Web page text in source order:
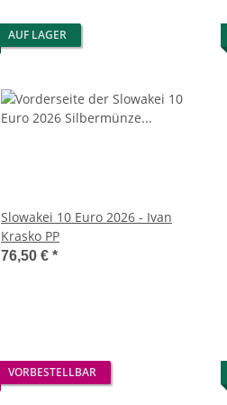
AUF LAGER
Slowakei 10 Euro 2026 - Ivan
Krasko PP
76,50 € *
VORBESTELLBAR